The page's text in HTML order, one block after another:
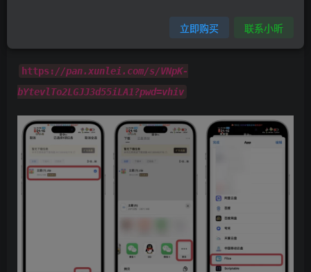
1.下载桌面图标主题包，下载好了分享到filza里
https://pan.xunlei.com/s/VNpK-
bYtevlTo2LGJJ3d55iLA1?pwd=vhiv
立即购买 联系小昕